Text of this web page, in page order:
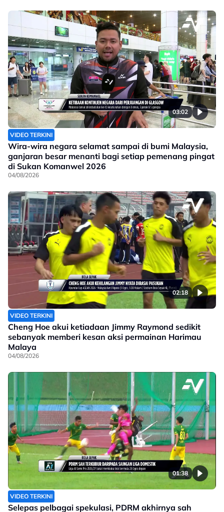
03:02
VIDEO TERKINI
Wira-wira negara selamat sampai di bumi Malaysia,
ganjaran besar menanti bagi setiap pemenang pingat
di Sukan Komanwel 2026
04/08/2026
02:18
VIDEO TERKINI
Cheng Hoe akui ketiadaan Jimmy Raymond sedikit
sebanyak memberi kesan aksi permainan Harimau
Malaya
04/08/2026
01:38
VIDEO TERKINI
Selepas pelbagai spekulasi, PDRM akhirnya sah